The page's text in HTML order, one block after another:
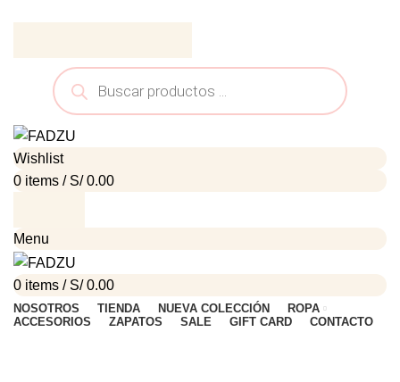
Wishlist
0 items / S/0.00
Menu
0 items / S/0.00
NOSOTROS TIENDA NUEVA COLECCIÓN
ROPA
ACCESORIOS
ZAPATOS SALE GIFT CARD CONTACTO